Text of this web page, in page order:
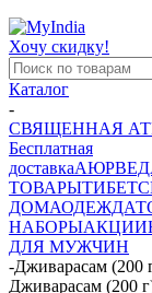
Хочу скидку!
Каталог
-
СВЯЩЕННАЯ
Бесплатная
доставка
ТОВАРЫ
ДОМАОДЕЖДА
НАБОРЫАКЦИИ
ДЛЯ МУЖЧИН
-Дживарасам (200
Дживарасам (200